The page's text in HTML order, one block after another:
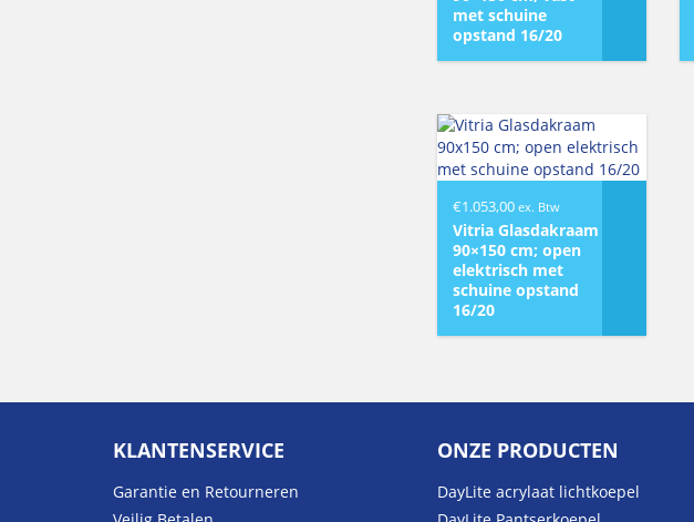
met schuine
opstand 16/20
€1.053,00 ex. Btw
Vitria Glasdakraam
90×150 cm; open
elektrisch met
schuine opstand
16/20
KLANTENSERVICE
Garantie en Retourneren
ONZE PRODUCTEN
DayLite acrylaat lichtkoepel